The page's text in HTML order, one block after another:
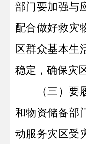
部门要加强与
配合做好救灾
区群众基本生
稳定，确保灾
（三）要
和物资储备部
动服务灾区受